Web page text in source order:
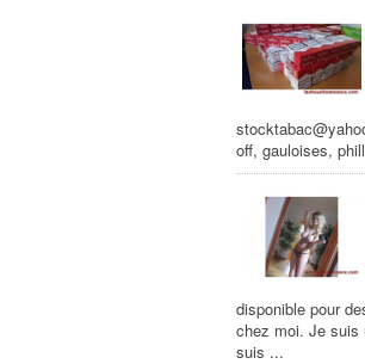
off, gauloises,
disponible pour
chez moi. Je suis
suis ...